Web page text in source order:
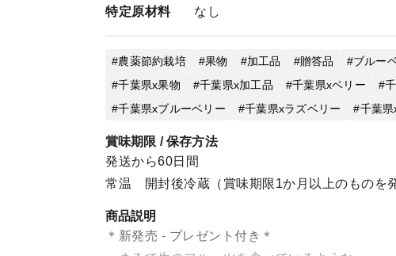
特定原材料 なし
農薬節約栽培 果物 加工品 贈答品 ブルー
千葉県x果物
千葉県x加工品 千葉県xベリー
千葉県xブルーベリー
千葉県xラズベリー 千葉
賞味期限 / 保存方法
発送から60日間
常温 開封後冷蔵（賞味期限1か月以上のものを発
商品説明
＊新発売 - プレゼント付き＊